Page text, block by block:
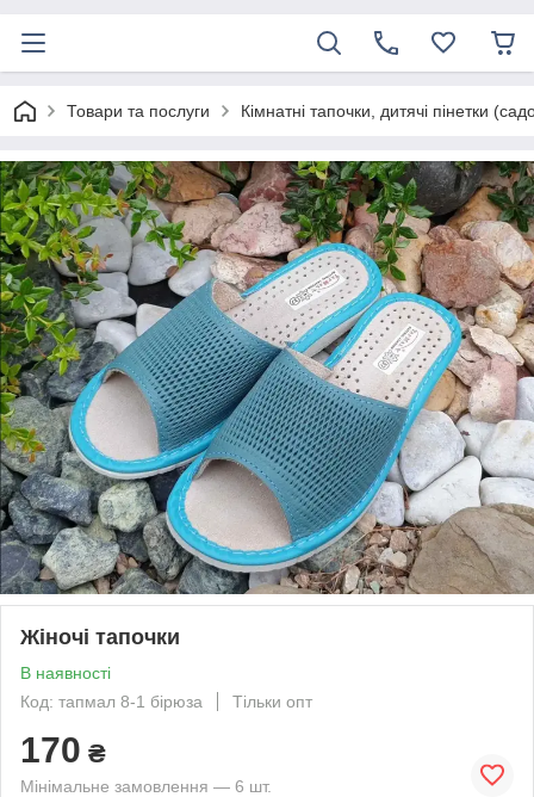
Товари та послуги Кімнатні тапочки, дитячі пінетки
Жіночі тапочки
В наявності
Код: тапмал 8-1 бірюза
Тільки опт
170 ₴
Мінімальне замовлення — 6 шт.